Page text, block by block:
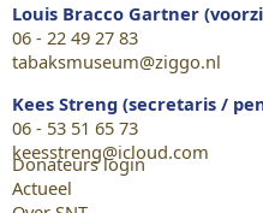
Louis Bracco Gartner
06 - 22 49 27 83
tabaksmuseum@ziggo.nl
Kees Streng (secretaris /
06 - 53 51 65 73
keesstreng@icloud.com
Donateurs login
Actueel